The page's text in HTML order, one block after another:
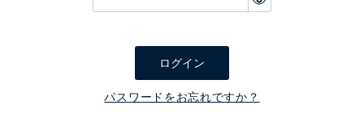
必
ログイン
パスワードをお忘れですか？